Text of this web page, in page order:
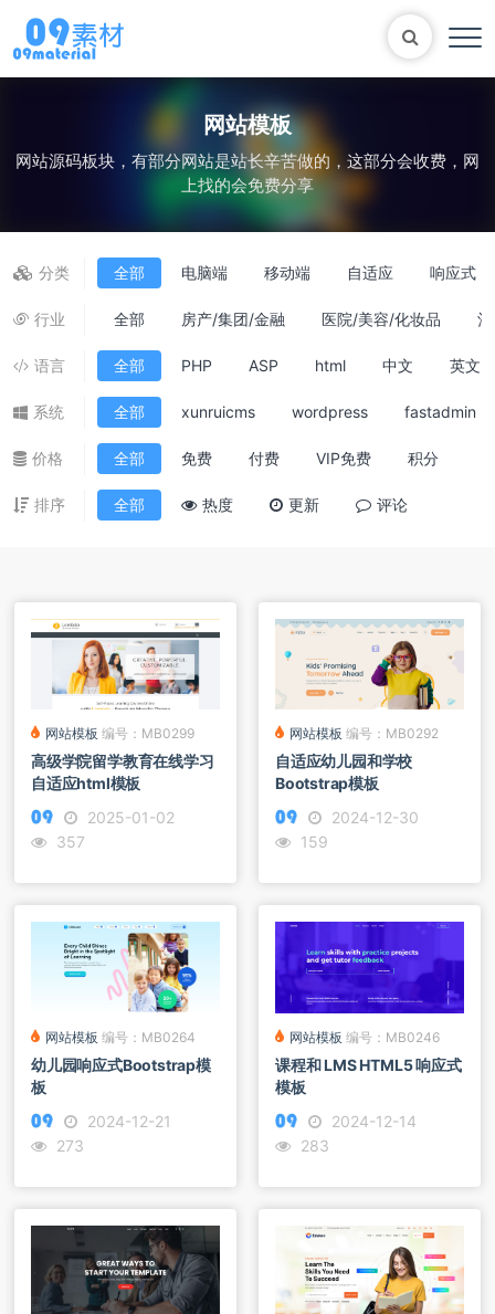
Bootstrap 表单 尼尔机械纪元 轮播
知识库
网站模板
网站源码板块，有部分网站是站长辛苦做的，这部分会收费，网
上找的会免费分享
分类 全部 电脑端 移动端 自适应 响应式
行业 全部 房产/集团/金融 医院/美容/化妆品
语言 全部 PHP ASP html 中文 英文
系统 全部 xunruicms wordpress fastadmin
价格 全部 免费 付费 VIP免费 积分
排序 全部 热度 更新 评论
网站模板 编号：MB0299
高级学院留学教育在线学习
自适应html模板
2025-01-02
357
网站模板 编号：MB0292
自适应幼儿园和学校
Bootstrap模板
2024-12-30
159
网站模板 编号：MB0264
幼儿园响应式Bootstrap模
板
2024-12-21
273
网站模板 编号：MB0246
课程和 LMS HTML5 响应式
模板
2024-12-14
283